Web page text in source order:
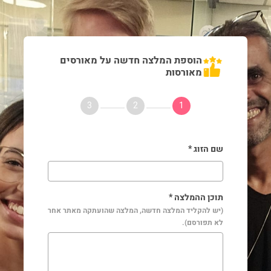
הוספת המלצה חדשה על מאורסים
מאורסות
1
2
3
שם הזוג *
תוכן ההמלצה *
(יש להקליד המלצה חדשה, המלצה שהועתקה מאתר אחר
לא תפורסם).